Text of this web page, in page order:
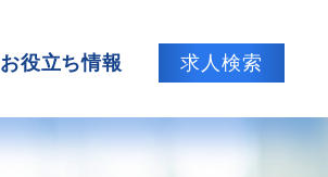
お役立ち情報 求人検索